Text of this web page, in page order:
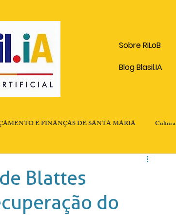
Sobre RiLoB
Blog Blasil.IA
E FINANÇAS DE SANTA MARIA Cultura
Participação e Transpar Patrimônio Histórico
Blattes
do